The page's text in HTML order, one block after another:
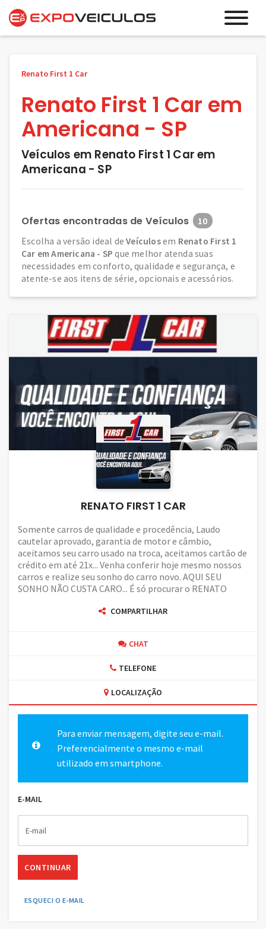
Renato First 1 Car
Renato First 1 Car em
Americana - SP
Veículos em Renato First 1 Car em
Americana - SP
Ofertas encontradas de Veículos 10
Escolha a versão ideal deVeículosem Renato First 1
Car em Americana - SP que melhor atenda suas
necessidades em conforto, qualidade e segurança, e
atente-se aos itens de série, opcionais e acessórios.
RENATO FIRST 1 CAR
Somente carros de qualidade e procedência, Laudo
cautelar aprovado, garantia de motor e câmbio,
aceitamos seu carro usado na troca, aceitamos cartão de
crédito em até 21x... Venha conferir hoje mesmo nossos
carros e realize seu sonho do carro novo. AQUI SEU
SONHO NÃO CUSTA CARO... É só procurar o RENATO
COMPARTILHAR
CHAT
TELEFONE
LOCALIZAÇÃO
Para enviar mensagem, digite seu e-mail.
Preferencialmente o mesmo e-mail
utilizado em smartphone.
E-MAIL
CONTINUAR
ESQUECI O E-MAIL